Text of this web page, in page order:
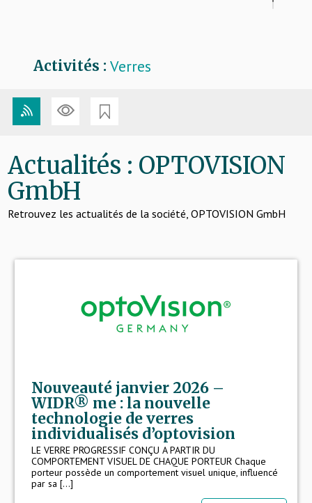
Activités : Verres
Actualités : OPTOVISION
GmbH
Retrouvez les actualités de la société, OPTOVISION GmbH
Nouveauté janvier 2026 –
WIDR® me : la nouvelle
technologie de verres
individualisés d’optovision
LE VERRE PROGRESSIF CONÇU A PARTIR DU
COMPORTEMENT VISUEL DE CHAQUE PORTEUR Chaque
porteur possède un comportement visuel unique, influencé
par sa [...]